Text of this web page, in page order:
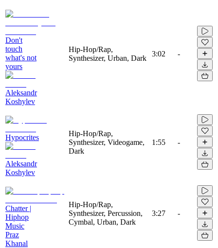
Don't
touch
what's not
yours
Aleksandr
Koshylev
Hip-Hop/Rap,
Synthesizer, Urban, Dark
3:02 -
Hypocrites
Aleksandr
Koshylev
Hip-Hop/Rap,
Synthesizer, Videogame,
Dark
1:55 -
Chatter |
Hiphop
Music
Praz
Khanal
Hip-Hop/Rap,
Synthesizer, Percussion,
Cymbal, Urban, Dark
3:27 -